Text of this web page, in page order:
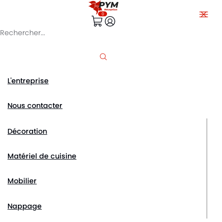
Passer au contenu du site
L'entreprise
Nous contacter
0
Décoration
Matériel de cuisine
Mobilier
Nappage